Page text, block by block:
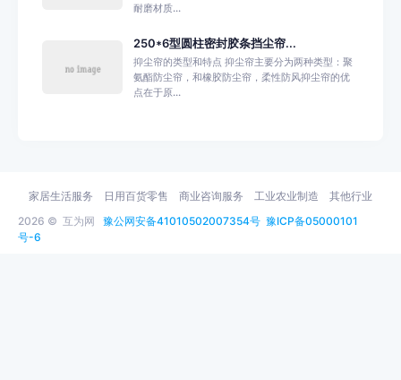
耐磨材质...
250*6型圆柱密封胶条挡尘帘...
抑尘帘的类型和特点 抑尘帘主要分为两种类型：聚
氨酯防尘帘，和橡胶防尘帘，柔性防风抑尘帘的优
点在于原...
2026 © 互为网 豫公网安备41010502007354号 豫ICP备05000101
号-6
家居生活服务 日用百货零售 商业咨询服务 工业农业制造 其他行业